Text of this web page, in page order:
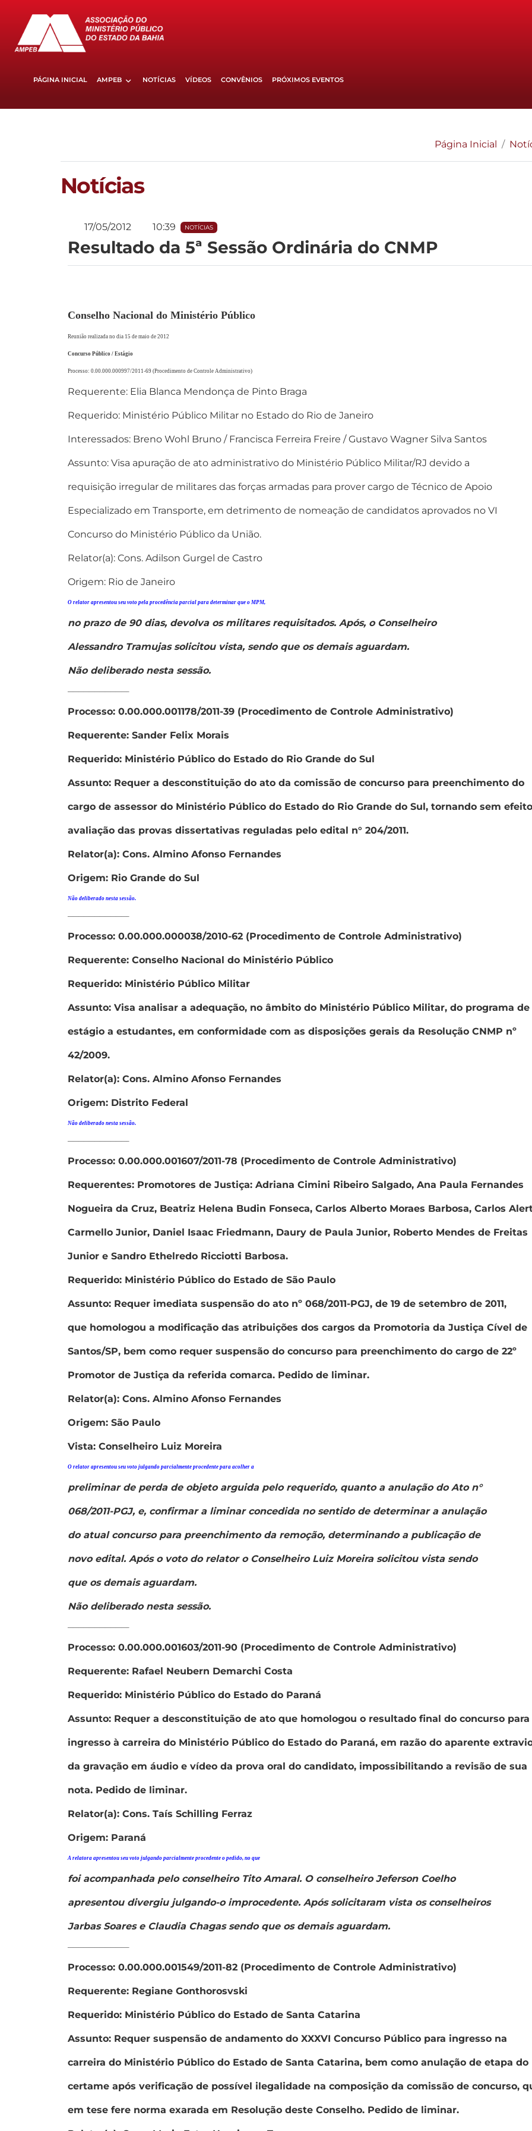
PÁGINA INICIAL AMPEB NOTÍCIAS VÍDEOS CONVÊNIOS PRÓXIMOS EVENTOS
Página Inicial
Notícias
17/05/2012 10:39 NOTÍCIAS
Resultado da 5ª Sessão Ordinária do CNMP
Conselho Nacional do Ministério Público
Reunião realizada no dia 15 de maio de 2012
Concurso Público / Estágio
Processo: 0.00.000.000997/2011-69 (Procedimento de Controle Administrativo)
Requerente: Elia Blanca Mendonça de Pinto Braga
Requerido: Ministério Público Militar no Estado do Rio de Janeiro
Interessados: Breno Wohl Bruno / Francisca Ferreira Freire / Gustavo Wagner Silva Santos
Assunto: Visa apuração de ato administrativo do Ministério Público Militar/RJ devido a
requisição irregular de militares das forças armadas para prover cargo de Técnico de Apoio
Especializado em Transporte, em detrimento de nomeação de candidatos aprovados no VI
Concurso do Ministério Público da União.
Relator(a): Cons. Adilson Gurgel de Castro
Origem: Rio de Janeiro
O relator apresentou seu voto pela procedência parcial para determinar que o MPM,
no prazo de 90 dias, devolva os militares requisitados. Após, o Conselheiro
Alessandro Tramujas solicitou vista, sendo que os demais aguardam.
Não deliberado nesta sessão.
———————————–
Processo: 0.00.000.001178/2011-39 (Procedimento de Controle Administrativo)
Requerente: Sander Felix Morais
Requerido: Ministério Público do Estado do Rio Grande do Sul
Assunto: Requer a desconstituição do ato da comissão de concurso para preenchimento do
cargo de assessor do Ministério Público do Estado do Rio Grande do Sul, tornando sem
avaliação das provas dissertativas reguladas pelo edital n° 204/2011.
Relator(a): Cons. Almino Afonso Fernandes
Origem: Rio Grande do Sul
Não deliberado nesta sessão.
———————————–
Processo: 0.00.000.000038/2010-62 (Procedimento de Controle Administrativo)
Requerente: Conselho Nacional do Ministério Público
Requerido: Ministério Público Militar
Assunto: Visa analisar a adequação, no âmbito do Ministério Público Militar, do programa de
estágio a estudantes, em conformidade com as disposições gerais da Resolução CNMP nº
42/2009.
Relator(a): Cons. Almino Afonso Fernandes
Origem: Distrito Federal
Não deliberado nesta sessão.
———————————–
Processo: 0.00.000.001607/2011-78 (Procedimento de Controle Administrativo)
Requerentes: Promotores de Justiça: Adriana Cimini Ribeiro Salgado, Ana Paula Fernandes
Nogueira da Cruz, Beatriz Helena Budin Fonseca, Carlos Alberto Moraes Barbosa, Carlos
Carmello Junior, Daniel Isaac Friedmann, Daury de Paula Junior, Roberto Mendes de Freitas
Junior e Sandro Ethelredo Ricciotti Barbosa.
Requerido: Ministério Público do Estado de São Paulo
Assunto: Requer imediata suspensão do ato nº 068/2011-PGJ, de 19 de setembro de 2011,
que homologou a modificação das atribuições dos cargos da Promotoria da Justiça Cível de
Santos/SP, bem como requer suspensão do concurso para preenchimento do cargo de 22º
Promotor de Justiça da referida comarca. Pedido de liminar.
Relator(a): Cons. Almino Afonso Fernandes
Origem: São Paulo
Vista: Conselheiro Luiz Moreira
O relator apresentou seu voto julgando parcialmente procedente para acolher a
preliminar de perda de objeto arguida pelo requerido, quanto a anulação do Ato n°
068/2011-PGJ, e, confirmar a liminar concedida no sentido de determinar a anulação
do atual concurso para preenchimento da remoção, determinando a publicação de
novo edital. Após o voto do relator o Conselheiro Luiz Moreira solicitou vista sendo
que os demais aguardam.
Não deliberado nesta sessão.
———————————–
Processo: 0.00.000.001603/2011-90 (Procedimento de Controle Administrativo)
Requerente: Rafael Neubern Demarchi Costa
Requerido: Ministério Público do Estado do Paraná
Assunto: Requer a desconstituição de ato que homologou o resultado final do concurso para
ingresso à carreira do Ministério Público do Estado do Paraná, em razão do aparente
da gravação em áudio e vídeo da prova oral do candidato, impossibilitando a revisão de sua
nota. Pedido de liminar.
Relator(a): Cons. Taís Schilling Ferraz
Origem: Paraná
A relatora apresentou seu voto julgando parcialmente procedente o pedido, no que
foi acompanhada pelo conselheiro Tito Amaral. O conselheiro Jeferson Coelho
apresentou divergiu julgando-o improcedente. Após solicitaram vista os conselheiros
Jarbas Soares e Claudia Chagas sendo que os demais aguardam.
———————————–
Processo: 0.00.000.001549/2011-82 (Procedimento de Controle Administrativo)
Requerente: Regiane Gonthorosvski
Requerido: Ministério Público do Estado de Santa Catarina
Assunto: Requer suspensão de andamento do XXXVI Concurso Público para ingresso na
carreira do Ministério Público do Estado de Santa Catarina, bem como anulação de etapa do
certame após verificação de possível ilegalidade na composição da comissão de concurso,
em tese fere norma exarada em Resolução deste Conselho. Pedido de liminar.